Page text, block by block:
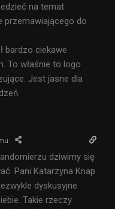
na temat
przemawiającego do
bardzo ciekawe
To właśnie to logo
Jest jasne dla
dziwimy się
Pani Katarzyna Knap
dyskusyjne
Takie rzeczy